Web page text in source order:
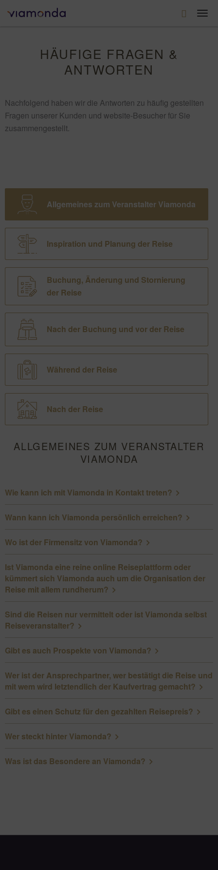
HÄUFIGE FRAGEN &
ANTWORTEN
Nachfolgend haben wir die Antworten zu häufig gestellten
Fragen unserer Kunden und website-Besucher für Sie
zusammengestellt.
Allgemeines zum Veranstalter Viamonda
Inspiration und Planung der Reise
Buchung, Änderung und Stornierung
der Reise
Nach der Buchung und vor der Reise
Während der Reise
Nach der Reise
ALLGEMEINES ZUM VERANSTALTER
VIAMONDA
Wie kann ich mit Viamonda in Kontakt treten?
Wann kann ich Viamonda persönlich erreichen?
Wo ist der Firmensitz von Viamonda?
Ist Viamonda eine reine online Reiseplattform oder
kümmert sich Viamonda auch um die Organisation der
Reise mit allem rundherum?
Sind die Reisen nur vermittelt oder ist Viamonda selbst
Reiseveranstalter?
Gibt es auch Prospekte von Viamonda?
Wer ist der Ansprechpartner, wer bestätigt die Reise und
mit wem wird letztendlich der Kaufvertrag gemacht?
Gibt es einen Schutz für den gezahlten Reisepreis?
Wer steckt hinter Viamonda?
Was ist das Besondere an Viamonda?